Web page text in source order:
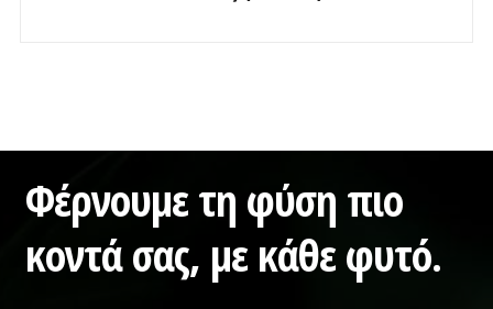
Φέρνουμε τη φύση πιο
κοντά σας, με κάθε φυτό.